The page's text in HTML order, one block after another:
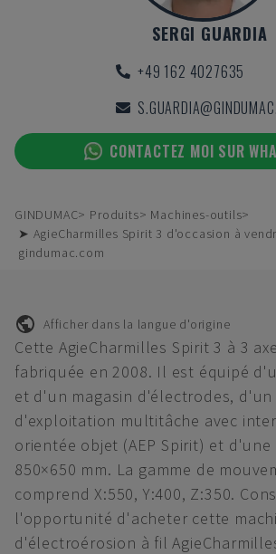
SERGI GUARDIA
+49 162 4027635
CONTACTEZ MOI SUR
GINDUMAC Produits
Machines-outils
➤ AgieCharmilles Spirit 3 d'occasion à
gindumac.com
Afficher dans la langue d'origine
Cette AgieCharmilles Spirit 3 à 3
fabriquée en 2008. Il est équipé
et d'un magasin d'électrodes, d'un
d'exploitation multitâche avec
orientée objet (AEP Spirit) et
850×650 mm. La gamme de
comprend X:550, Y:400, Z:350.
l'opportunité d'acheter cette
d'électroérosion à fil